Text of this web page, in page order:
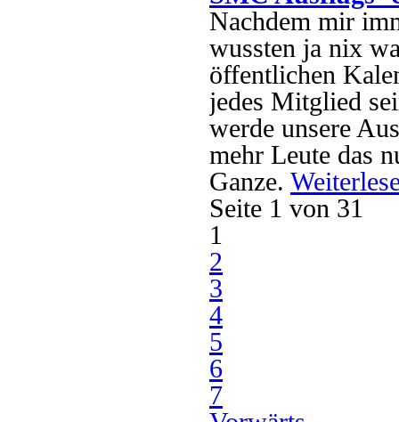
Nachdem mir
wussten ja nix
öffentlichen
jedes Mitglied
werde unsere
mehr Leute das
Ganze.
Seite 1 von 31
1
2
3
4
5
6
7